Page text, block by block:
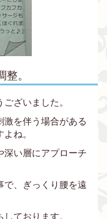
。
ざいました。
を伴う場合がある
ね。
深い層にアプローチ
で、ぎっくり腰を遠
ております。